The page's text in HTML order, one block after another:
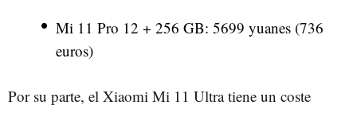
Mi 11 Pro 12 + 256 GB: 5699 yuanes (736
euros)
Por su parte, el Xiaomi Mi 11 Ultra tiene un coste